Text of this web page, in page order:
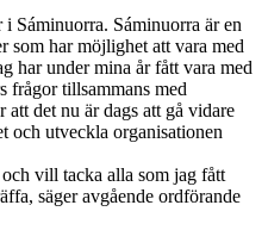
i Sáminuorra. Sáminuorra är en
som har möjlighet att vara med
har under mina år fått vara med
frågor tillsammans med
att det nu är dags att gå vidare
och utveckla organisationen
vill tacka alla som jag fått
säger avgående ordförande